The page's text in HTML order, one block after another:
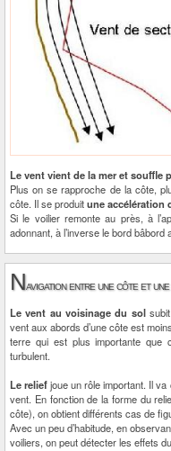
Le vent vient de la mer et souffle
Plus on se rapproche de la côte,
côte. Il se produitune accélération
Si le voilier remonte au près, à
adonnant, à l’inverse le bord bâbord
Navigation entre une côte et
Le vent au voisinage du sol
vent aux abords d’une côte est
terre qui est plus importante que
turbulent.
Le reliefjoue un rôle important. Il
vent. En fonction de la forme du
côte), on obtient différents cas de
Avec un peu d’habitude, en
voiliers, on peut détecter les effets